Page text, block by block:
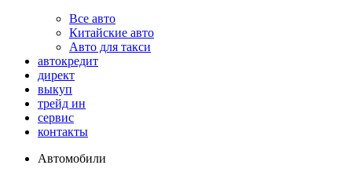
Все авто
Китайские авто
Авто для такси
автокредит
директ
выкуп
трейд ин
сервис
контакты
Автомобили